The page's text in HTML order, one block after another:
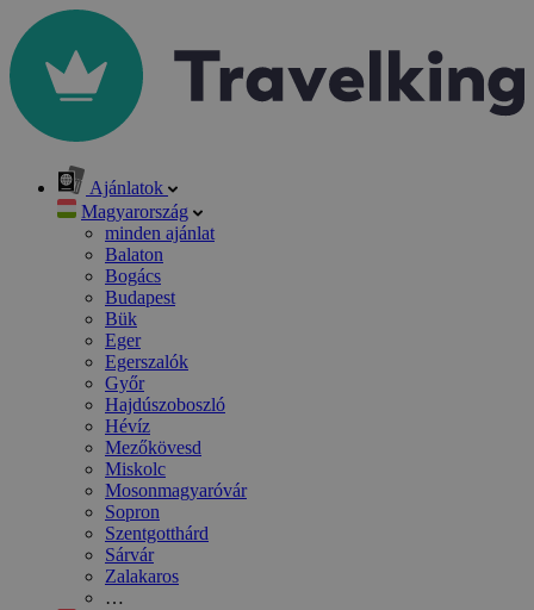
Ajánlatok
Magyarország
minden ajánlat
Balaton
Bogács
Budapest
Bük
Eger
Egerszalók
Győr
Hajdúszoboszló
Hévíz
Mezőkövesd
Miskolc
Mosonmagyaróvár
Sopron
Szentgotthárd
Sárvár
Zalakaros
…